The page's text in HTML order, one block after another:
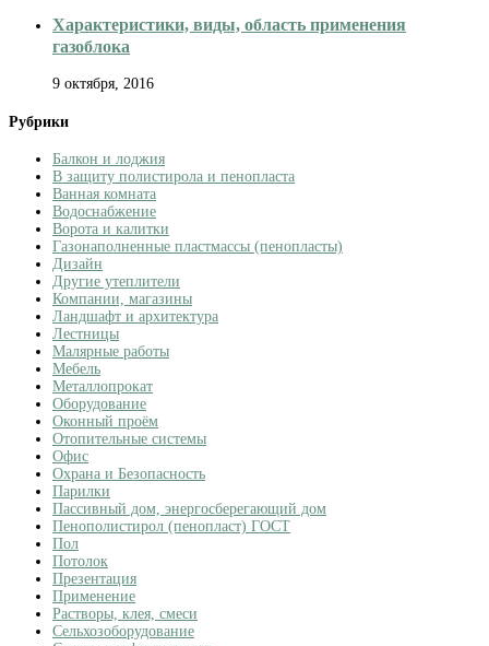
Характеристики, виды, область применения
газоблока
9 октября, 2016
Рубрики
Балкон и лоджия
В защиту полистирола и пенопласта
Ванная комната
Водоснабжение
Ворота и калитки
Газонаполненные пластмассы (пенопласты)
Дизайн
Другие утеплители
Компании, магазины
Ландшафт и архитектура
Лестницы
Малярные работы
Мебель
Металлопрокат
Оборудование
Оконный проём
Отопительные системы
Офис
Охрана и Безопасность
Парилки
Пассивный дом, энергосберегающий дом
Пенополистирол (пенопласт) ГОСТ
Пол
Потолок
Презентация
Применение
Растворы, клея, смеси
Сельхозоборудование